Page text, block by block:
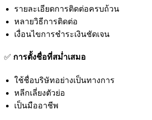
รายละเอียดการติดต่อครบถ้วน
หลายวิธีการติดต่อ
เงื่อนไขการชำระเงินชัดเจน
✅ การตั้งชื่อที่สม่ำเสมอ
ใช้ชื่อบริษัทอย่างเป็นทางการ
หลีกเลี่ยงตัวย่อ
เป็นมืออาชีพ